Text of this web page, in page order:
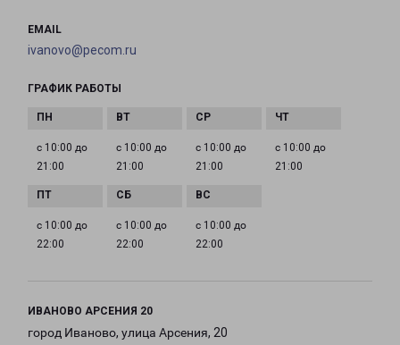
EMAIL
ivanovo@pecom.ru
ГРАФИК РАБОТЫ
с 10:00 до
21:00
с 10:00 до
21:00
с 10:00 до
21:00
с 10:00 до
21:00
с 10:00 до
22:00
с 10:00 до
22:00
с 10:00 до
22:00
ИВАНОВО АРСЕНИЯ 20
город Иваново, улица Арсения, 20